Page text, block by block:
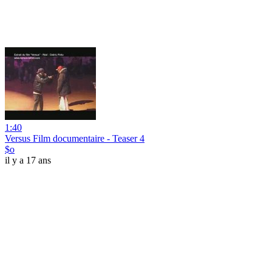
1:40
Versus Film documentaire - Teaser 4
$o
il y a 17 ans